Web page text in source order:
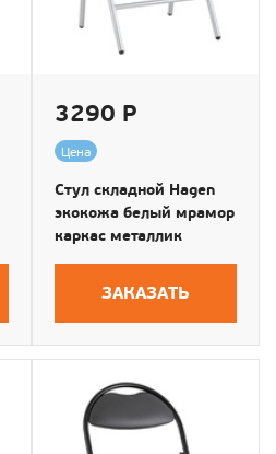
3290 Р
Цена
Стул складной Hagen
экокожа белый мрамор
каркас металлик
ЗАКАЗАТЬ